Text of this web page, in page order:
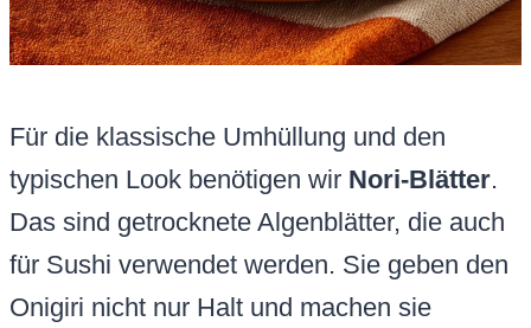
Für die klassische Umhüllung und den
typischen Look benötigen wir Nori-Blätter.
Das sind getrocknete Algenblätter, die auch
für Sushi verwendet werden. Sie geben den
Onigiri nicht nur Halt und machen sie